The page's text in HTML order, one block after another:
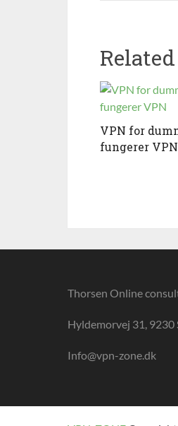
VPN for
fungerer VPN
Thorsen Online
Hyldemorvej 31, 9230
Info@vpn-zone.dk